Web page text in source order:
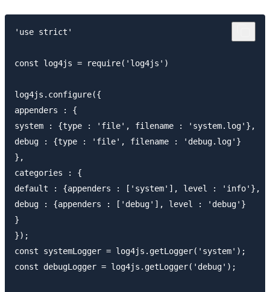
'use strict'
const log4js = require('log4js')
log4js.configure({
appenders : {
system : {type : 'file', filename : 'system.log'},
debug : {type : 'file', filename : 'debug.log'}
},
categories : {
default : {appenders : ['system'], level : 'info'},
debug : {appenders : ['debug'], level : 'debug'}
}
});
const systemLogger = log4js.getLogger('system');
const debugLogger = log4js.getLogger('debug');